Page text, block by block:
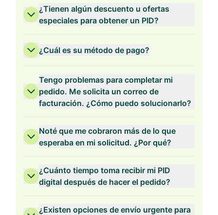
Validez de 3 Años
¿Tienen algún descuento u ofertas
especiales para obtener un PID?
¿Cuál es su método de pago?
Tengo problemas para completar mi
pedido. Me solicita un correo de
facturación. ¿Cómo puedo solucionarlo?
Noté que me cobraron más de lo que
esperaba en mi solicitud. ¿Por qué?
¿Cuánto tiempo toma recibir mi PID
digital después de hacer el pedido?
¿Existen opciones de envío urgente para